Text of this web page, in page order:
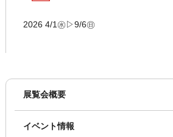
2026 4/1㊌▷9/6㊐
展覧会概要
イベント情報